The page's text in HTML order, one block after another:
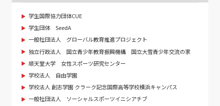
学生国際協力団体CUE
学生団体 SeedA
一般社団法人 グローバル教育推進プロジェクト
独立行政法人 国立青少年教育振興機構 国立大雪青少年交流の家
順天堂大学 女性スポーツ研究センター
学校法人 自由学園
学校法人 創志学園 クラーク記念国際高等学校横浜キャンパス
一般社団法人 ソーシャルスポーツイニシアチブ